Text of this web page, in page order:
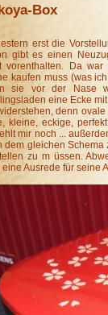
Box
erst die
gibt es einen
vorenthalten. Da
kaufen muss (was
sie vor der Nase
eine Ecke
denn
kleine, eckige,
mir noch ...
dem gleichen Schema
zu m üssen.
eine Ausrede für seine